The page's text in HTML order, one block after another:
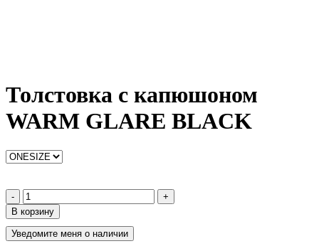
Толстовка с капюшоном
WARM GLARE BLACK
-
+
В корзину
Уведомите меня о наличии